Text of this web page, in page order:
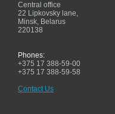
Central office
22 Lipkovsky lane,
Minsk, Belarus
220138
Phones:
+375 17 388-59-00
+375 17 388-59-58
Contact Us